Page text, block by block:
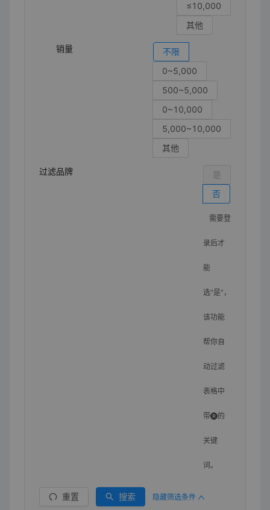
≤10,000
其他
销量
不限
0~5,000
500~5,000
0~10,000
5,000~10,000
其他
过滤品牌
是
否
需要登
录后才
能
选"是"，
该功能
帮你自
动过滤
表格中
带 的
关键
词。
重置 搜索 隐藏筛选条件